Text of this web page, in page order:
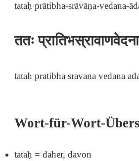
tataḥ prātibha-srāvāṇa-vedana-
ततः
tatah pratibha sravana vedana
Wort-für-Wort-
tataḥ = daher, davon